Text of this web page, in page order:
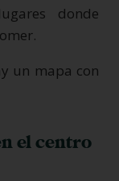
donde
un mapa con
el centro